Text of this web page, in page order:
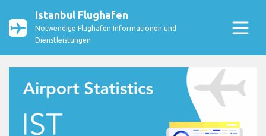
Istanbul Flughafen
Notwendige Flughafen Informationen und
Dienstleistungen